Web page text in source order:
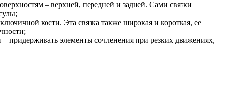
– верхней, передней и задней. Сами связки
кости. Эта связка также широкая и короткая, ее
придерживать элементы сочленения при резких движениях,